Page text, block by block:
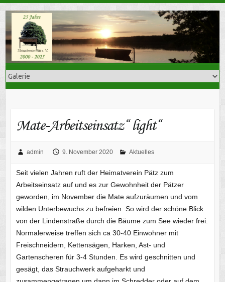
content
Mate-Arbeitseinsatz“ light“
admin 9. November 2020 Aktuelles
Seit vielen Jahren ruft der Heimatverein Pätz zum
Arbeitseinsatz auf und es zur Gewohnheit der Pätzer
geworden, im November die Mate aufzuräumen und vom
wilden Unterbewuchs zu befreien. So wird der schöne Blick
von der Lindenstraße durch die Bäume zum See wieder frei.
Normalerweise treffen sich ca 30-40 Einwohner mit
Freischneidern, Kettensägen, Harken, Ast- und
Gartenscheren für 3-4 Stunden. Es wird geschnitten und
gesägt, das Strauchwerk aufgeharkt und